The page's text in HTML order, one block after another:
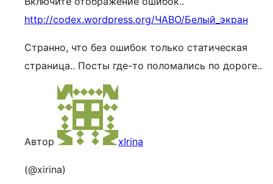
http://codex.wordpress.org/ЧАВО/Белый_экран
Странно, что без ошибок только статическая
страница.. Посты где-то поломались по дороге..
Автор xIrina
(@xirina)